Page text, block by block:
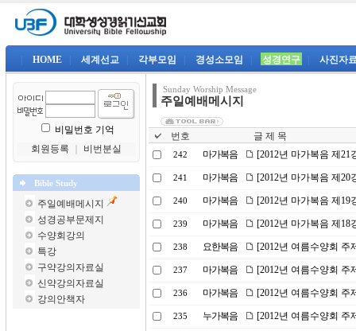
HOME 세계선교 각부모임 경성소모임 성경연구 사진자
비밀번호 기억
회원등록
비번분실
Bible Study
주일예배메시지
성경공부문제지
수양회강의
특강
구약강의자료실
신약강의자료실
강의안책자
Sunday Worship Message
주일예배메시지
번호 글 제 목
242 마가복음 [2012년 마가복음 제
241 마가복음 [2012년 마가복음 제
240 마가복음 [2012년 마가복음 제19
239 마가복음 [2012년 마가복음 제18
238 요한복음 [2012년 여름수양회 주
237 마가복음 [2012년 여름수양회 주
236 마가복음 [2012년 여름수양회 주
235 누가복음 [2012년 여름수양회 주